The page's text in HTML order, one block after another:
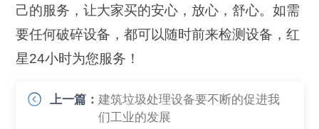
己的服务，让大家买的安心，放心，舒心。如需
要任何破碎设备，都可以随时前来检测设备，红
星24小时为您服务！
上一篇：建筑垃圾处理设备要不断的促进我
们工业的发展